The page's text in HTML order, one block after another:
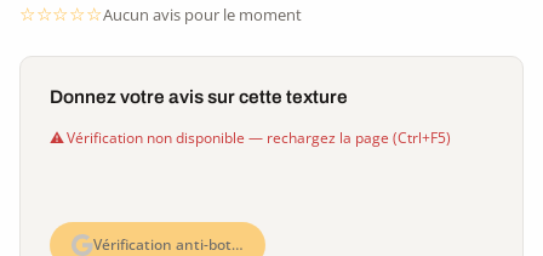
Aucun avis pour le moment
Donnez votre avis sur cette texture
Vérification non disponible — rechargez la page (Ctrl+F5)
Vérification anti-bot…